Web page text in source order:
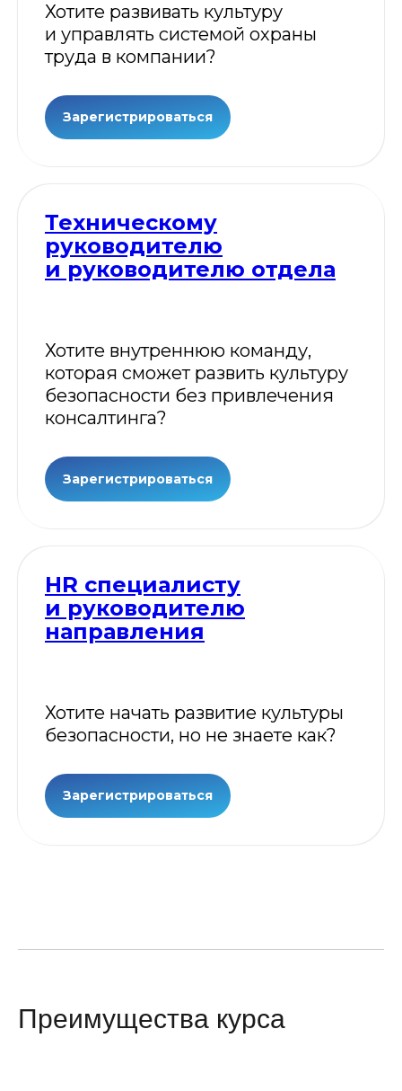
Хотите развивать культуру
и управлять системой охраны
труда в компании?
Зарегистрироваться
Техническому
руководителю
и руководителю отдела
Хотите внутреннюю команду,
которая сможет развить культуру
безопасности без привлечения
консалтинга?
Зарегистрироваться
HR специалисту
и руководителю
направления
Хотите начать развитие культуры
безопасности, но не знаете как?
Зарегистрироваться
Преимущества курса